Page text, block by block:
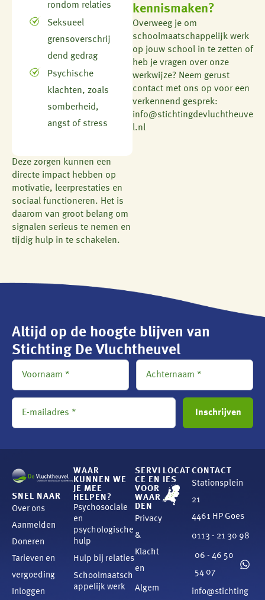
rondom relaties
Seksueel
grensoverschrij
dend gedrag
Psychische
klachten, zoals
somberheid,
angst of stress
Deze zorgen kunnen een
directe impact hebben op
motivatie, leerprestaties en
sociaal functioneren. Het is
daarom van groot belang om
signalen serieus te nemen en
tijdig hulp in te schakelen.
kennismaken?
Overweeg je om
schoolmaatschappelijk werk
op jouw school in te zetten of
heb je vragen over onze
werkwijze? Neem gerust
contact met ons op voor een
verkennend gesprek:
info@stichtingdevluchtheuve
l.nl
Altijd op de hoogte blijven van
Stichting De Vluchtheuvel
SNEL NAAR
Over ons
Aanmelden
Doneren
Tarieven en
vergoeding
Inloggen
WAAR
KUNNEN WE
JE MEE
HELPEN?
Psychosociale
en
psychologische
hulp
Hulp bij relaties
Schoolmaatsch
appelijk werk
SERVI
CE EN
VOOR
WAAR
DEN
Privacy
&
Klacht
en
Algem
LOCAT
IES
CONTACT
Stationsplein
21
4461 HP Goes
0113 - 21 30 98
06 - 46 50
54 07
info@stichting